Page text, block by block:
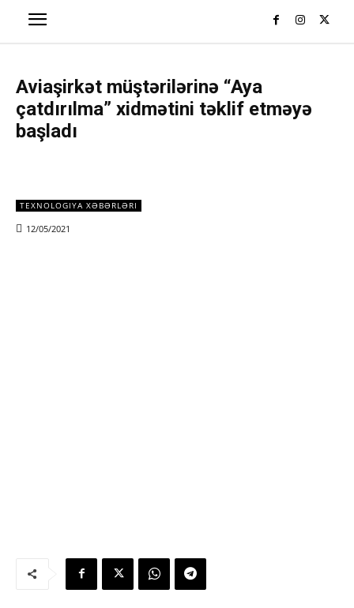
Aviaşirkət müştərilərinə “Aya
çatdırılma” xidmətini təklif etməyə
başladı
TEXNOLOGIYA XƏBƏRLƏRI
12/05/2021